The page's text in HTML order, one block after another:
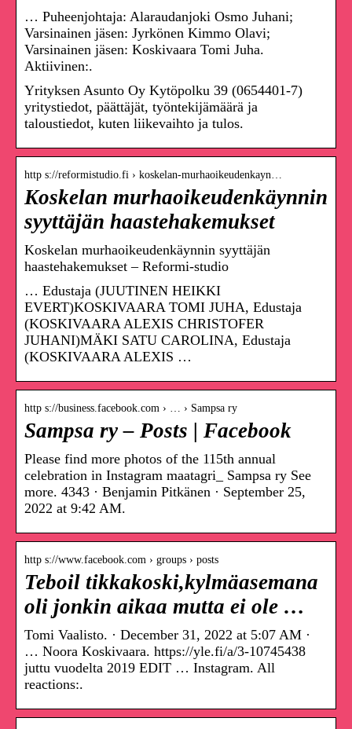
… Puheenjohtaja: Alaraudanjoki Osmo Juhani;
Varsinainen jäsen: Jyrkönen Kimmo Olavi;
Varsinainen jäsen: Koskivaara Tomi Juha.
Aktiivinen:.
Yrityksen Asunto Oy Kytöpolku 39 (0654401-7)
yritystiedot, päättäjät, työntekijämäärä ja
taloustiedot, kuten liikevaihto ja tulos.
http s://reformistudio.fi › koskelan-murhaoikeudenkayn…
Koskelan murhaoikeudenkäynnin
syyttäjän haastehakemukset
Koskelan murhaoikeudenkäynnin syyttäjän
haastehakemukset – Reformi-studio
… Edustaja (JUUTINEN HEIKKI
EVERT)KOSKIVAARA TOMI JUHA, Edustaja
(KOSKIVAARA ALEXIS CHRISTOFER
JUHANI)MÄKI SATU CAROLINA, Edustaja
(KOSKIVAARA ALEXIS …
http s://business.facebook.com › … › Sampsa ry
Sampsa ry – Posts | Facebook
Please find more photos of the 115th annual
celebration in Instagram maatagri_ Sampsa ry See
more. 4343 · Benjamin Pitkänen · September 25,
2022 at 9:42 AM.
http s://www.facebook.com › groups › posts
Teboil tikkakoski,kylmäasemana
oli jonkin aikaa mutta ei ole …
Tomi Vaalisto. · December 31, 2022 at 5:07 AM ·
… Noora Koskivaara. https://yle.fi/a/3-10745438
juttu vuodelta 2019 EDIT … Instagram. All
reactions:.